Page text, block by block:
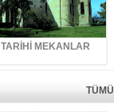
TARİHİ MEKANLAR
TÜMÜ